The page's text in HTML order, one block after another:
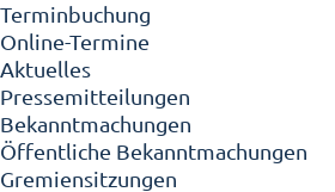
Terminbuchung
Online-Termine
Aktuelles
Pressemitteilungen
Bekanntmachungen
Öffentliche Bekanntmachungen
Gremiensitzungen